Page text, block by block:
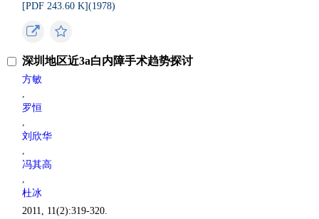
[PDF 243.60 K](1978)
深圳地区近3a白内障手术趋势探讨
方敏
,
罗恒
,
刘欣华
,
冯其高
,
杜冰
2011, 11(2):319-320.